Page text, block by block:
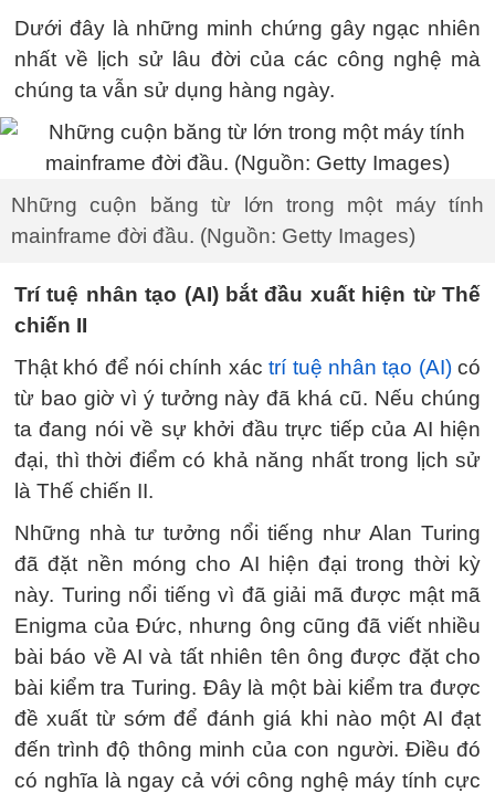
Dưới đây là những minh chứng gây ngạc nhiên
nhất về lịch sử lâu đời của các công nghệ mà
chúng ta vẫn sử dụng hàng ngày.
Những cuộn băng từ lớn trong một máy tính
mainframe đời đầu. (Nguồn: Getty Images)
Trí tuệ nhân tạo (AI) bắt đầu xuất hiện từ Thế
chiến II
Thật khó để nói chính xáctrí tuệ nhân tạo (AI)có
từ bao giờ vì ý tưởng này đã khá cũ. Nếu chúng
ta đang nói về sự khởi đầu trực tiếp của AI hiện
đại, thì thời điểm có khả năng nhất trong lịch sử
là Thế chiến II.
Những nhà tư tưởng nổi tiếng như Alan Turing
đã đặt nền móng cho AI hiện đại trong thời kỳ
này. Turing nổi tiếng vì đã giải mã được mật mã
Enigma của Đức, nhưng ông cũng đã viết nhiều
bài báo về AI và tất nhiên tên ông được đặt cho
bài kiểm tra Turing. Đây là một bài kiểm tra được
đề xuất từ ​​sớm để đánh giá khi nào một AI đạt
đến trình độ thông minh của con người. Điều đó
có nghĩa là ngay cả với công nghệ máy tính cực